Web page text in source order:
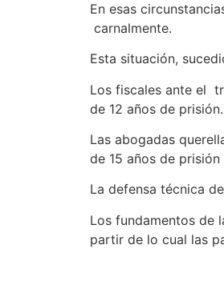
En esas
carnalmente.
Esta situación,
Los fiscales ante el
de 12 años de prisión.
Las abogadas
de 15 años de
La defensa técnica
Los fundamentos de
partir de lo cual las